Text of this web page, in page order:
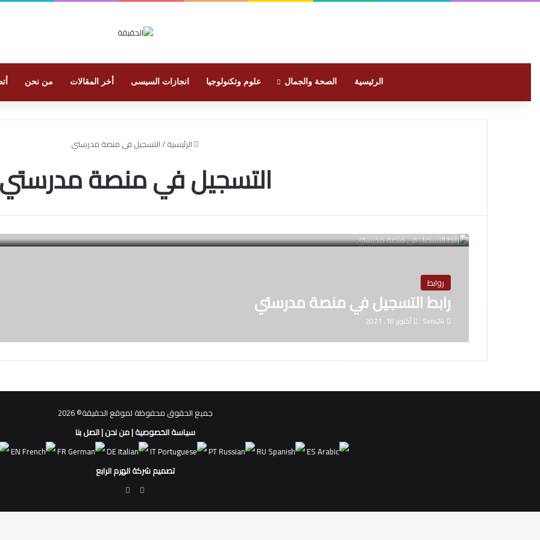
الرئيسية الصحة والجمال علوم وتكنولوجيا انجازات السيسى أخر المقالات من نحن
الرئيسية/التسجيل في منصة مدرستي
التسجيل في منصة مدرستي
روابط
رابط التسجيل في منصة مدرستي
Sara24 أكتوبر 18, 2021
جميع الحقوق محفوظة لموقع الحقيقة© 2026
سياسة الخصوصية|من نحن|اتصل بنا
EN FR DE IT PT RU
ES
تصميم شركة الهرم الرابع
فيسبوك